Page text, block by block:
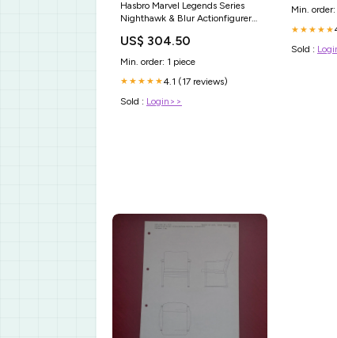
Hasbro Marvel Legends Series
Nighthawk & Blur Actionfigurer
US$ 304.50
Min. order: 1 piece
★★★★★4.1 (17 reviews)
Sold : Login>>
Min.
★★★★★
Sold :